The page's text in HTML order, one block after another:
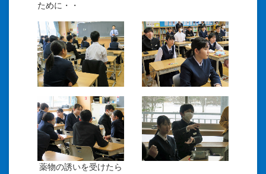
ために・・
薬物の誘いを受けたら